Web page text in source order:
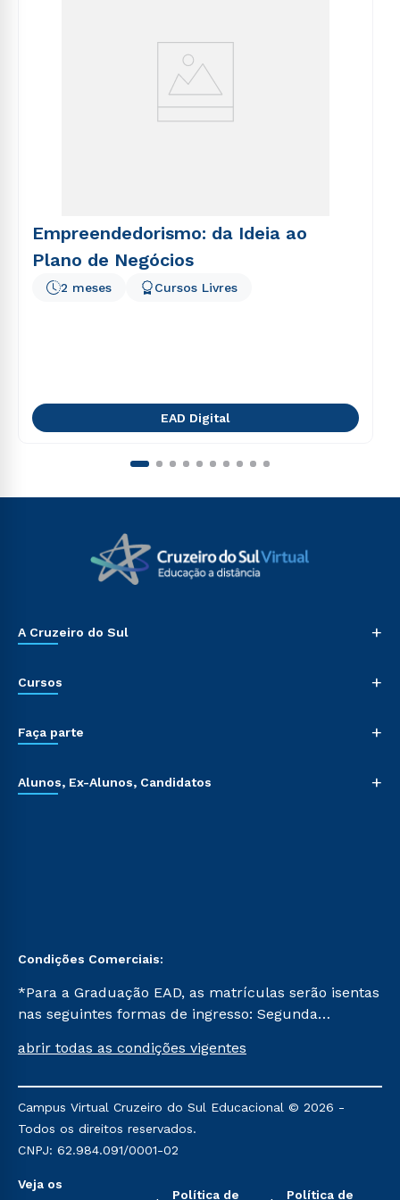
Empreendedorismo: da Ideia ao
Plano de Negócios
2 meses Cursos Livres
EAD Digital
A Cruzeiro do Sul +
Cursos +
Faça parte +
Alunos, Ex-Alunos, Candidatos +
Condições Comerciais:
*Para a Graduação EAD, as matrículas serão isentas
nas seguintes formas de ingresso: Segunda
Já para as demais, a taxa de matrícula será de R$
mencionadas são referentes aos cursos: Ensino
Religioso, Geografia para a Docência e Metodologia
do Ensino de História: Questões Atuais.
abrir todas as condições vigentes
Campus Virtual Cruzeiro do Sul Educacional © 2026 -
Todos os direitos reservados.
CNPJ: 62.984.091/0001-02
Veja os
Política de Política de